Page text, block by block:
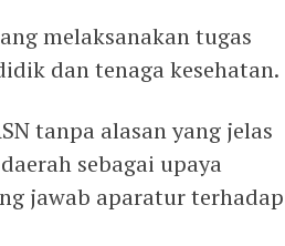
melaksanakan tugas
dan tenaga kesehatan.
tanpa alasan yang jelas
sebagai upaya
jawab aparatur terhadap